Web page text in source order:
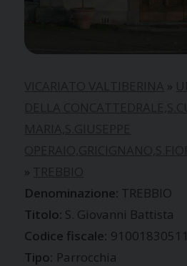
»
»
TREBBIO
S. Giovanni Battista
Codice fiscale: 91001830511
Tipo: Parrocchia